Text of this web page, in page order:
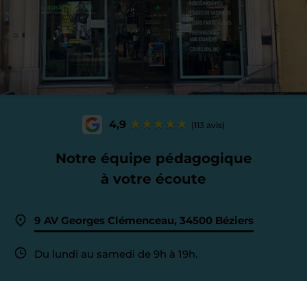
4,9 (113 avis)
Notre équipe pédagogique
à votre écoute
9 AV Georges Clémenceau, 34500 Béziers
Du lundi au samedi de 9h à 19h.